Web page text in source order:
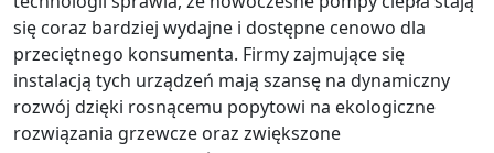
się coraz bardziej wydajne i dostępne cenowo dla
przeciętnego konsumenta. Firmy zajmujące się
instalacją tych urządzeń mają szansę na dynamiczny
rozwój dzięki rosnącemu popytowi na ekologiczne
rozwiązania grzewcze oraz zwiększone